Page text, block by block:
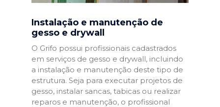
Instalação e manutenção de
gesso e drywall
O Grifo possui profissionais cadastrados
em serviços de gesso e drywall, incluindo
a instalação e manutenção deste tipo de
estrutura. Seja para executar projetos de
gesso, instalar sancas, tabicas ou realizar
reparos e manutenção, o profissional